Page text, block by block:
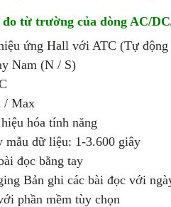
từ trường của dòng AC/
ứng Hall với ATC (Tự
Nam (N / S)
/ Max
hóa tính năng
dữ liệu: 1-3.600 giây
đọc bằng tay
Bản ghi các bài đọc với
phần mềm tùy chọn